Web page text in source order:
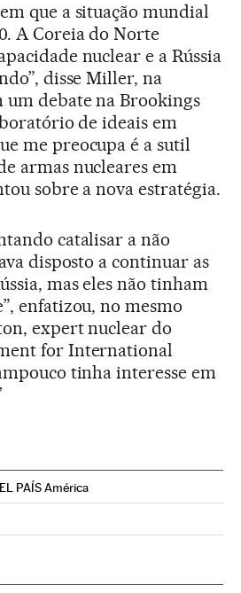
que a situação mundial
A Coreia do Norte
nuclear e a Rússia
disse Miller, na
um debate na Brookings
de ideais em
me preocupa é a sutil
armas nucleares em
sobre a nova estratégia.
catalisar a não
disposto a continuar as
mas eles não tinham
enfatizou, no mesmo
expert nuclear do
for International
tinha interesse em
PAÍS América
en Twitter
Brasil en Instagram
El País Brasil en Facebook